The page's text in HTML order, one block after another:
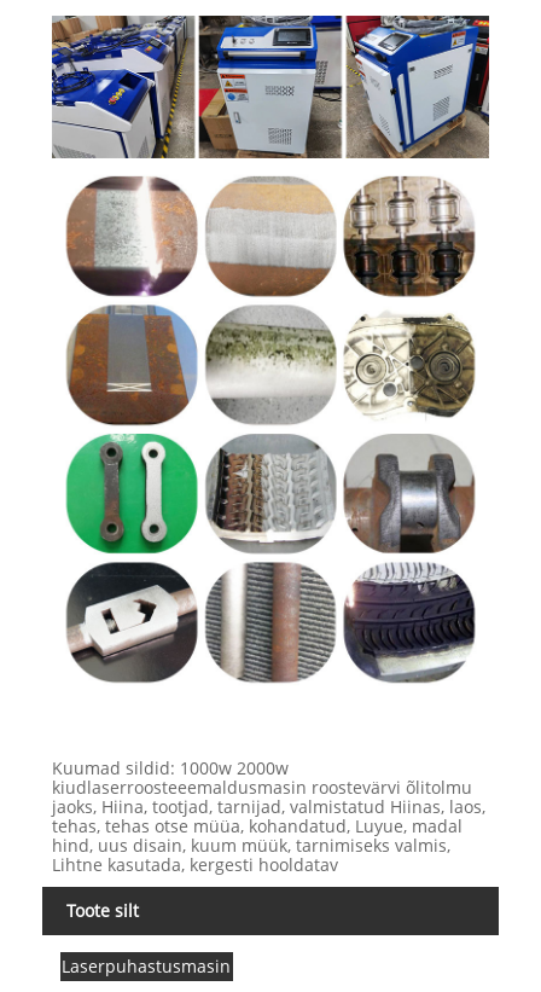
Kuumad sildid: 1000w 2000w
kiudlaserroosteeemaldusmasin roostevärvi õlitolmu
jaoks, Hiina, tootjad, tarnijad, valmistatud Hiinas, laos,
tehas, tehas otse müüa, kohandatud, Luyue, madal
hind, uus disain, kuum müük, tarnimiseks valmis,
Lihtne kasutada, kergesti hooldatav
Toote silt
Laserpuhastusmasin